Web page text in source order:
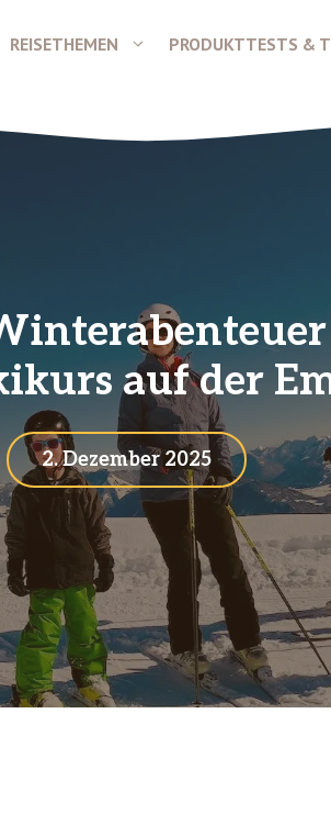
REISETHEMEN PRODUKTTESTS &
auf der
2. Dezember 2025